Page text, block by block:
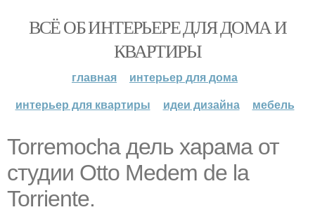
ВСЁ ОБ ИНТЕРЬЕРЕ ДЛЯ ДОМА И
КВАРТИРЫ
главная
интерьер для дома
интерьер для квартиры
идеи дизайна мебель
Torremocha дель харама от
студии Otto Medem de la
Torriente.